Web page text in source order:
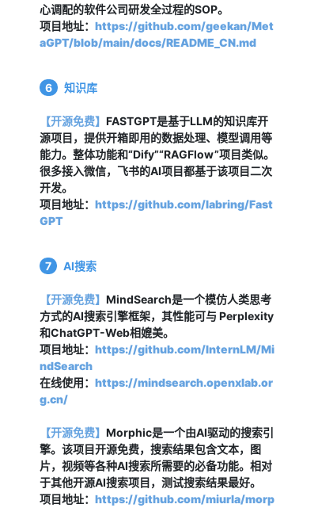
心调配的软件公司研发全过程的SOP。
项目地址： https://github.com/geekan/Met
aGPT/blob/main/docs/README_CN.md
6 知识库
【开源免费】 FASTGPT是基于LLM的知识库开
源项目，提供开箱即用的数据处理、模型调用等
能力。整体功能和“Dify”“RAGFlow”项目类似。
很多接入微信，飞书的AI项目都基于该项目二次
开发。
项目地址： https://github.com/labring/Fast
GPT
7 AI搜索
【开源免费】 MindSearch是一个模仿人类思考
方式的AI搜索引擎框架，其性能可与 Perplexity
和ChatGPT-Web相媲美。
项目地址： https://github.com/InternLM/Mi
ndSearch
在线使用： https://mindsearch.openxlab.or
g.cn/
【开源免费】 Morphic是一个由AI驱动的搜索引
擎。该项目开源免费，搜索结果包含文本，图
片，视频等各种AI搜索所需要的必备功能。相对
于其他开源AI搜索项目，测试搜索结果最好。
项目地址： https://github.com/miurla/morp